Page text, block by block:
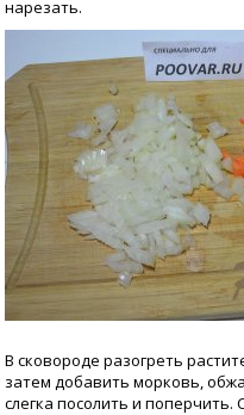
нарезать.
В сковороде разогреть
затем добавить морковь,
слегка посолить и поперчить.